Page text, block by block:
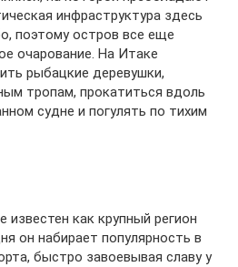
инфраструктура здесь
поэтому остров все еще
очарование. На Итаке
рыбацкие деревушки,
тропам, прокатиться вдоль
судне и погулять по тихим
как крупный регион
он набирает популярность в
быстро завоевывая славу у